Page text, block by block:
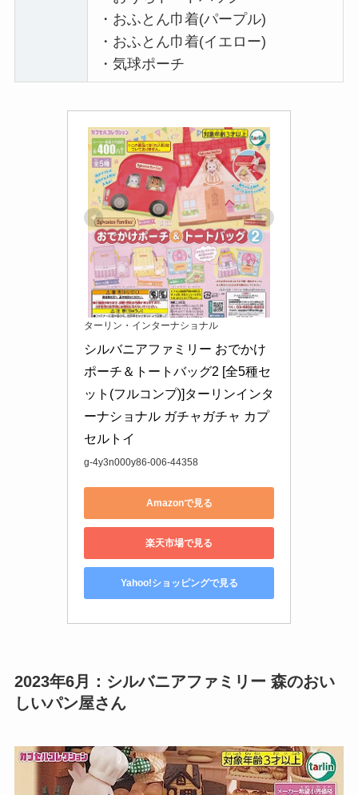
・おふとん巾着(パープル)
・おふとん巾着(イエロー)
・気球ポーチ
ターリン・インターナショナル
シルバニアファミリー おでかけ
ポーチ＆トートバッグ2 [全5種セ
ット(フルコンプ)]ターリンインタ
ーナショナル ガチャガチャ カプ
セルトイ
g-4y3n000y86-006-44358
Amazonで見る
楽天市場で見る
Yahoo!ショッピングで見る
2023年6月： シルバニアファミリー 森のおい
しいパン屋さん